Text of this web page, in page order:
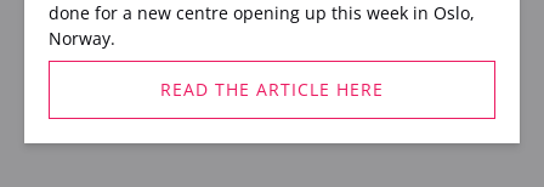
done for a new centre opening up this week in Oslo,
Norway.
READ THE ARTICLE HERE